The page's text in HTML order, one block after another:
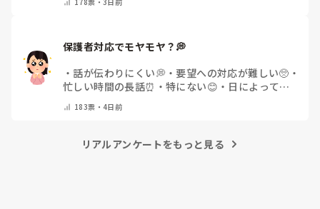
保護者対応でモヤモヤ？💭
・話が伝わりにくい💭 ・ 要望への対応が難しい🥺 ・
忙しい時間の長話⏰ ・ 特にない😊 ・ 日によって違
183票・4日前
リアルアンケートをもっと見る